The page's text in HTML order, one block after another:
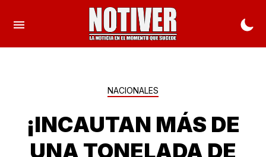
NACIONALES
¡INCAUTAN MÁS DE
UNA TONELADA DE